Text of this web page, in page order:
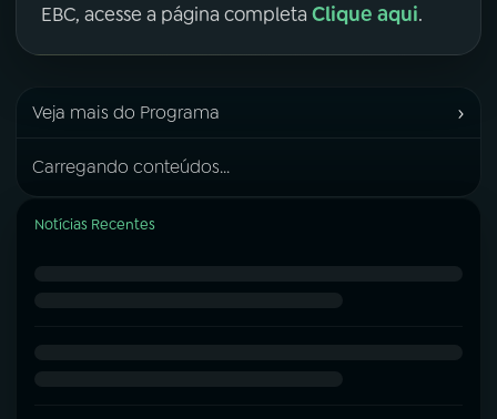
EBC, acesse a página completa Clique aqui.
Veja mais do Programa ›
Carregando conteúdos...
Notícias Recentes